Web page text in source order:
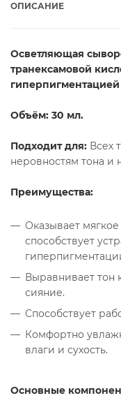
ОПИСАНИЕ
Осветляющая
транексамовой
Объём: 30 мл.
Подходит для: Всех
неровностям тона
Преимущества:
Оказывает
способствует
Выравнивает тон
сияние.
Способствует
Комфортно
влаги и сухость.
Основные